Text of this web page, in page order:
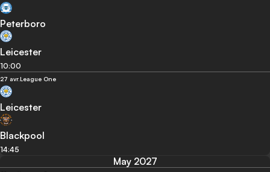
Peterboro
Leicester
10:00
27 avr.League One
Leicester
Blackpool
14:45
May 2027